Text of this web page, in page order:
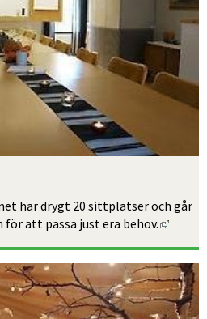
till annan webbplats,
har drygt 20 sittplatser och går
att passa just era behov.
Länk